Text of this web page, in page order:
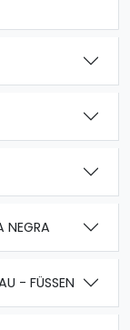
NEGRA
- FÜSSEN